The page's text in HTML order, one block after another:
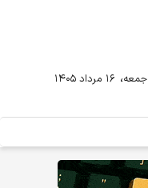
جمعه، ۱۶ مرداد ۱۴۰۵